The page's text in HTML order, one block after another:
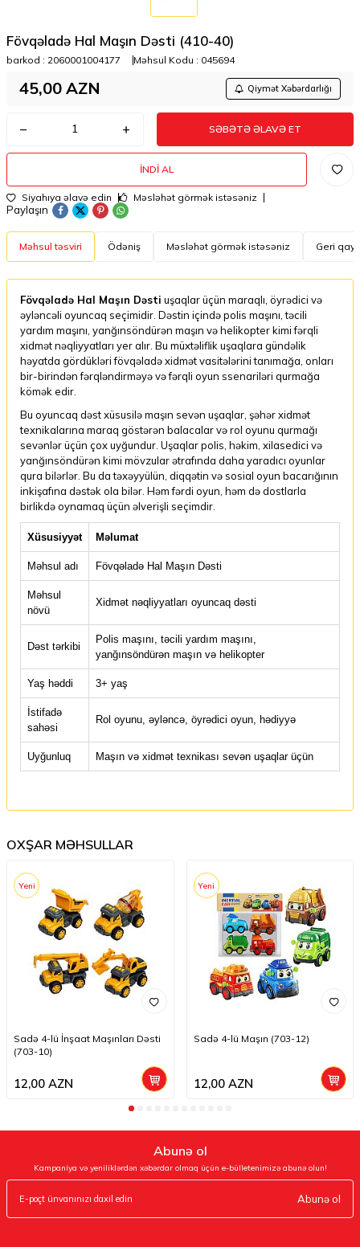
Fövqəladə Hal Maşın Dəsti (410-40)
barkod : 2060001004177 Məhsul Kodu : 045694
45,00 AZN Qiymət Xəbərdarlığı
SƏBƏTƏ ƏLAVƏ ET
İNDI AL
Siyahıya əlavə edin Məsləhət görmək istəsəniz
Paylaşın
Məhsul təsviri Ödəniş Məsləhət görmək istəsəniz Geri
Fövqəladə Hal Maşın Dəsti uşaqlar üçün maraqlı, öyrədici və
əyləncəli oyuncaq seçimidir. Dəstin içində polis maşını, təcili
yardım maşını, yanğınsöndürən maşın və helikopter kimi fərqli
xidmət nəqliyyatları yer alır. Bu müxtəliflik uşaqlara gündəlik
həyatda gördükləri fövqəladə xidmət vasitələrini tanımağa, onları
bir-birindən fərqləndirməyə və fərqli oyun ssenariləri qurmağa
kömək edir.
Bu oyuncaq dəst xüsusilə maşın sevən uşaqlar, şəhər xidmət
texnikalarına maraq göstərən balacalar və rol oyunu qurmağı
sevənlər üçün çox uyğundur. Uşaqlar polis, həkim, xilasedici və
yanğınsöndürən kimi mövzular ətrafında daha yaradıcı oyunlar
qura bilərlər. Bu da təxəyyülün, diqqətin və sosial oyun bacarığının
inkişafına dəstək ola bilər. Həm fərdi oyun, həm də dostlarla
birlikdə oynamaq üçün əlverişli seçimdir.
Xüsusiyyət Məlumat
Məhsul adı Fövqəladə Hal Maşın Dəsti
Məhsul
növü
Xidmət nəqliyyatları oyuncaq dəsti
Dəst tərkibi
Polis maşını, təcili yardım maşını,
yanğınsöndürən maşın və helikopter
Yaş həddi 3+ yaş
İstifadə
sahəsi
Rol oyunu, əyləncə, öyrədici oyun, hədiyyə
Uyğunluq Maşın və xidmət texnikası sevən uşaqlar üçün
OXŞAR MƏHSULLAR
Yeni
Sadə 4-lü İnşaat Maşınları Dəsti
(703-10)
12,00 AZN
Yeni
Sadə 4-lü Maşın (703-12)
12,00AZN
Abunə ol
Kampaniya və yeniliklərdən xəbərdar olmaq üçün e-bülletenimizə abunə olun!
Abunə ol